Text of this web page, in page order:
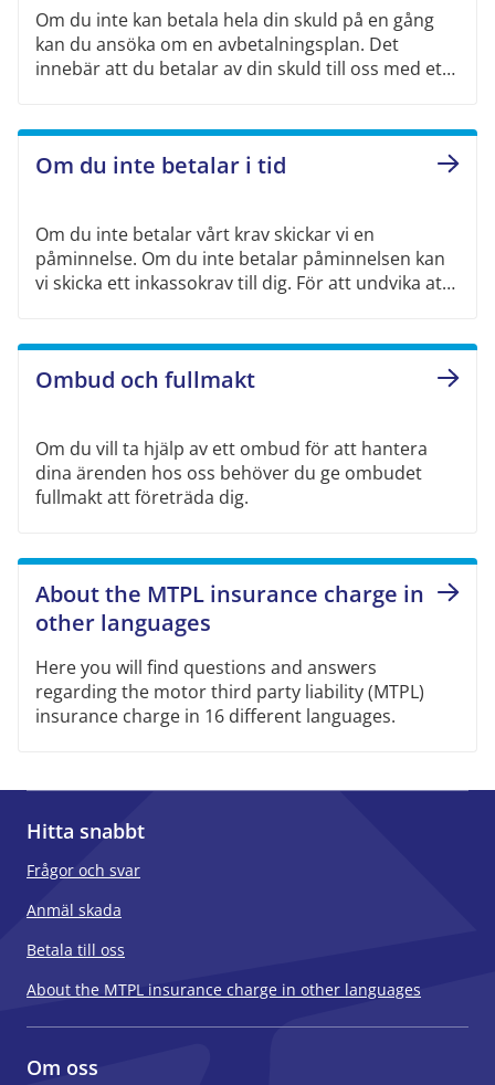
Om du inte kan betala hela din skuld på en gång
kan du ansöka om en avbetalningsplan. Det
innebär att du betalar av din skuld till oss med ett
Om du inte betalar i tid
Om du inte betalar vårt krav skickar vi en
påminnelse. Om du inte betalar påminnelsen kan
vi skicka ett inkassokrav till dig. För att undvika att
du anser att kravet är fel.
Ombud och fullmakt
Om du vill ta hjälp av ett ombud för att hantera
dina ärenden hos oss behöver du ge ombudet
fullmakt att företräda dig.
About the MTPL insurance charge in
other languages
Here you will find questions and answers
regarding the motor third party liability (MTPL)
insurance charge in 16 different languages.
Hitta snabbt
Frågor och svar
Anmäl skada
Betala till oss
About the MTPL insurance charge in other languages
Om oss